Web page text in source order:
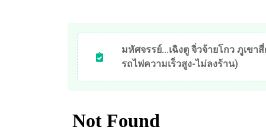
มหัศจรรย์...เฉิงตู จิ่วจ้ายโกว ภูเขา
รถไฟความเร็วสูง-ไม่ลงร้าน)